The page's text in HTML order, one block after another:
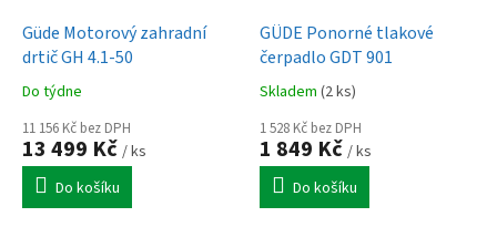
Güde Motorový zahradní
drtič GH 4.1-50
Do týdne
11 156 Kč bez DPH
13 499 Kč / ks
Do košíku
GÜDE Ponorné tlakové
čerpadlo GDT 901
Skladem (2 ks)
1 528 Kč bez DPH
1 849 Kč / ks
Do košíku